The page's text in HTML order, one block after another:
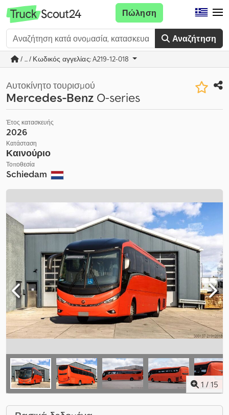
Αναζήτηση
Πώληση
/ ... / Κωδικός αγγελίας: A219-12-018
Αυτοκίνητο τουρισμού
Mercedes-Benz O-series
Έτος κατασκευής
2026
Κατάσταση
Καινούριο
Τοποθεσία
Schiedam
1 / 15